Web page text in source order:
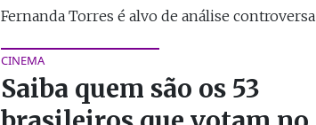
Fernanda Torres é alvo de análise controversa
CINEMA
Saiba quem são os 53